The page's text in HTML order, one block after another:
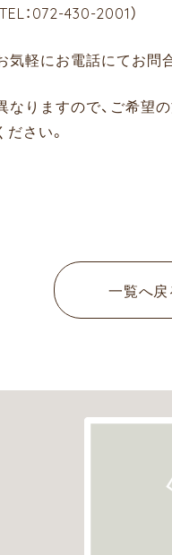
：072-430-2001）
軽にお電話にてお問
りますので、ご希望
さい。
一覧へ戻